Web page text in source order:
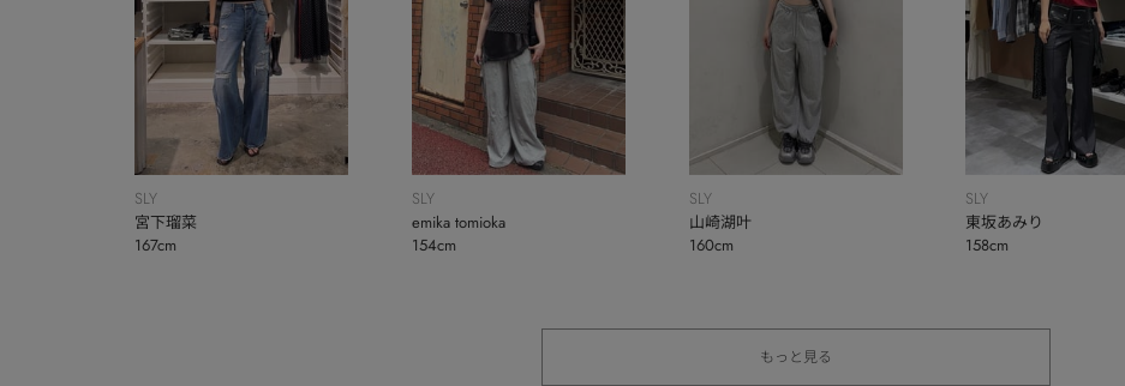
SLY
宮下瑠菜
167cm
SLY
emika tomioka
154cm
SLY
山崎湖叶
160cm
SLY
東坂あみり
158cm
もっと見る